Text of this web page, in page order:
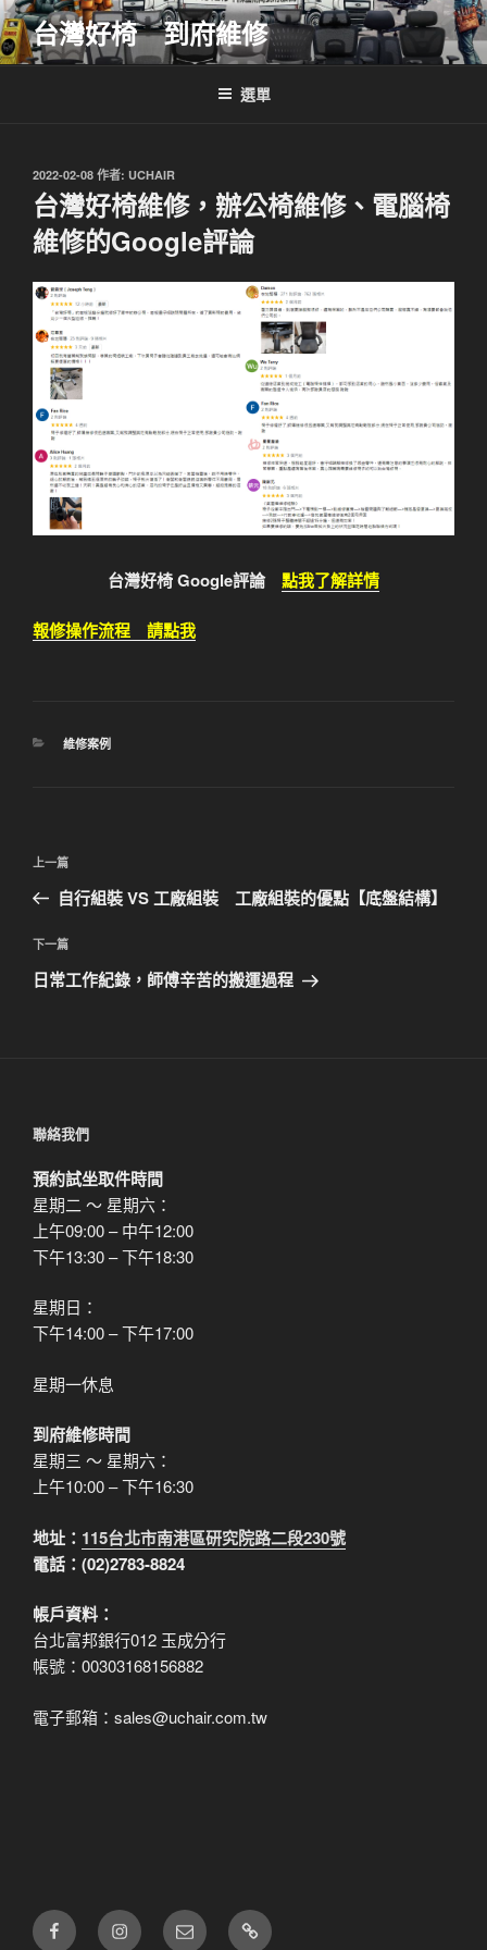
跳
至
主
台灣好椅 到府維修
選單
發
佈
於
2022-02-08 作者: UCHAIR
台灣好椅維修，辦公椅維修、電腦椅
維修的Google評論
台灣好椅 Google評論 點我了解詳情
報修操作流程 請點我
分
維修案例
文
導
覽
上
一
文
章
上一篇
自行組裝 VS 工廠組裝 工廠組裝的優點【底盤結構】
下
一
下一篇
日常工作紀錄，師傅辛苦的搬運過程
聯絡我們
預約試坐取件時間
星期二 ～ 星期六：
上午09:00 – 中午12:00
下午13:30 – 下午18:30
星期日：
下午14:00 – 下午17:00
星期一休息
到府維修時間
星期三 ～ 星期六：
上午10:00 – 下午16:30
地址： 115台北市南港區研究院路二段230號
電話：(02)2783-8824
帳戶資料：
台北富邦銀行012 玉成分行
帳號：00303168156882
電子郵箱：sales@uchair.com.tw
FB IG
電
LINE